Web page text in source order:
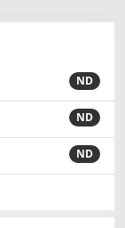
ND
ND
ND